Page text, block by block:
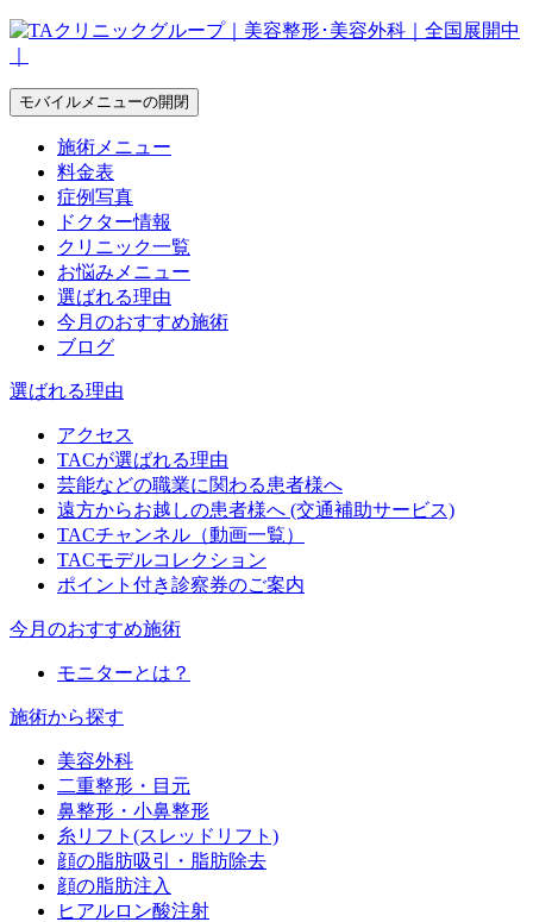
モバイルメニューの開閉
施術メニュー
料金表
症例写真
ドクター情報
クリニック一覧
お悩みメニュー
選ばれる理由
今月のおすすめ施術
ブログ
選ばれる理由
アクセス
TACが選ばれる理由
芸能などの職業に関わる患者様へ
遠方からお越しの患者様へ (交通補助サービス)
TACチャンネル（動画一覧）
TACモデルコレクション
ポイント付き診察券のご案内
今月のおすすめ施術
モニターとは？
施術から探す
美容外科
二重整形・目元
鼻整形・小鼻整形
糸リフト(スレッドリフト)
顔の脂肪吸引・脂肪除去
顔の脂肪注入
ヒアルロン酸注射